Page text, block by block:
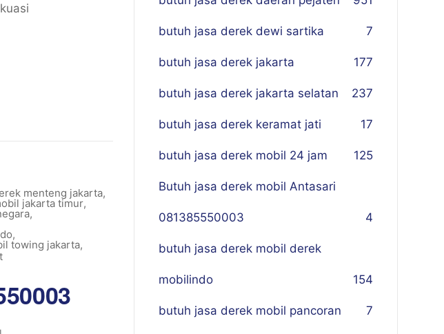
menteng jakarta,
jakarta timur,
,
,
towing jakarta,
butuh jasa derek dewi sartika 7
butuh jasa derek jakarta 177
butuh jasa derek jakarta selatan 237
butuh jasa derek keramat jati 17
butuh jasa derek mobil 24 jam 125
Butuh jasa derek mobil Antasari
081385550003 4
butuh jasa derek mobil derek
mobilindo 154
butuh jasa derek mobil pancoran 7